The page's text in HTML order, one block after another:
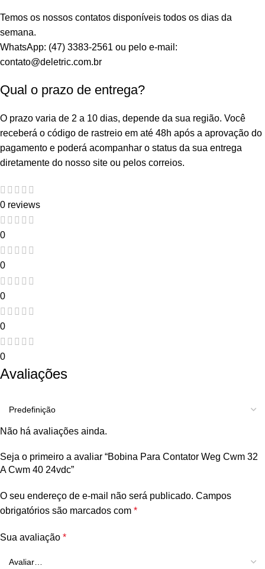
Temos os nossos contatos disponíveis todos os dias da
semana.
WhatsApp: (47) 3383-2561 ou pelo e-mail:
contato@deletric.com.br
Qual o prazo de entrega?
O prazo varia de 2 a 10 dias, depende da sua região. Você
receberá o código de rastreio em até 48h após a aprovação do
pagamento e poderá acompanhar o status da sua entrega
diretamente do nosso site ou pelos correios.
0 reviews
0
0
0
0
0
Avaliações
Não há avaliações ainda.
Seja o primeiro a avaliar “Bobina Para Contator Weg Cwm 32
A Cwm 40 24vdc”
O seu endereço de e-mail não será publicado. Campos
obrigatórios são marcados com *
Sua avaliação *